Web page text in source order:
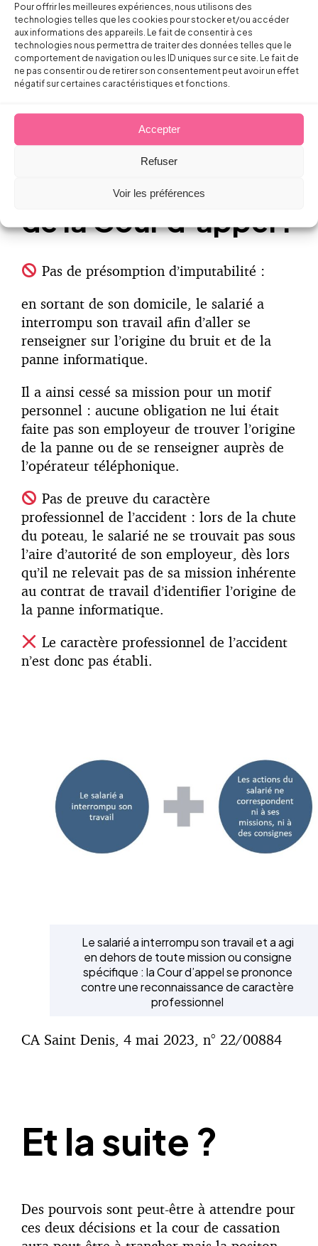
Pour offrir les meilleures expériences, nous utilisons des
technologies telles que les cookies pour stocker et/ou accéder
aux informations des appareils. Le fait de consentir à ces
technologies nous permettra de traiter des données telles que le
comportement de navigation ou les ID uniques sur ce site. Le fait de
ne pas consentir ou de retirer son consentement peut avoir un effet
négatif sur certaines caractéristiques et fonctions.
Accepter
Refuser
Voir les préférences
Aucun doute sur les circonstances de
l’accident, établies par les déclaration du
chauffeur et les conclusions de l’enquête de
la Caisse.
Mais est-ce un
accident de
travail ? Réponse
de la Cour d’appel :
Pas de présomption d’imputabilité :
en sortant de son domicile, le salarié a
interrompu son travail afin d’aller se
renseigner sur l’origine du bruit et de la
panne informatique.
Il a ainsi cessé sa mission pour un motif
personnel : aucune obligation ne lui était
faite pas son employeur de trouver l’origine
de la panne ou de se renseigner auprès de
l’opérateur téléphonique.
Pas de preuve du caractère
professionnel de l’accident : lors de la chute
du poteau, le salarié ne se trouvait pas sous
l’aire d’autorité de son employeur, dès lors
qu’il ne relevait pas de sa mission inhérente
au contrat de travail d’identifier l’origine de
la panne informatique.
Le caractère professionnel de l’accident
n’est donc pas établi.
Le salarié a interrompu son travail et a agi
en dehors de toute mission ou consigne
spécifique : la Cour d’appel se prononce
contre une reconnaissance de caractère
professionnel
CA Saint Denis, 4 mai 2023, n° 22/00884
Et la suite ?
Des pourvois sont peut-être à attendre pour
ces deux décisions et la cour de cassation